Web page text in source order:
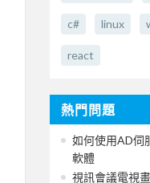
c# linux
react
熱門問題
如何使用AD伺
軟體
視訊會議電視